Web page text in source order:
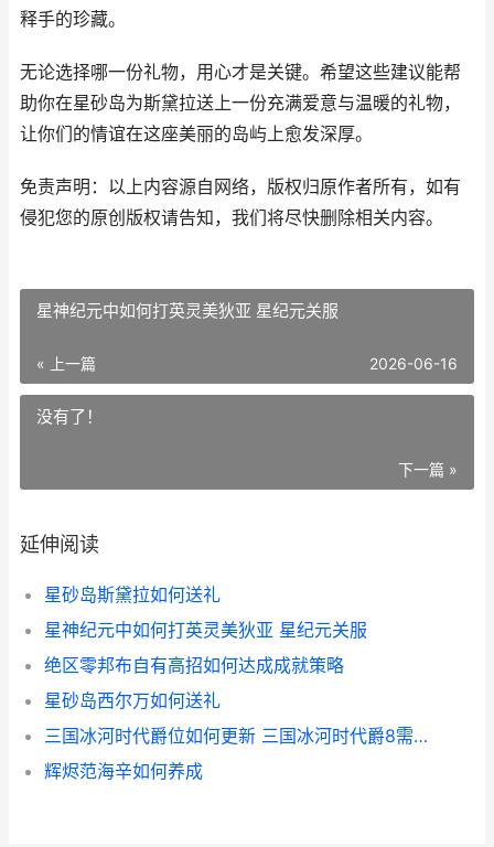
释手的珍藏。
无论选择哪一份礼物，用心才是关键。希望这些建议能帮
助你在星砂岛为斯黛拉送上一份充满爱意与温暖的礼物，
让你们的情谊在这座美丽的岛屿上愈发深厚。
免责声明：以上内容源自网络，版权归原作者所有，如有
侵犯您的原创版权请告知，我们将尽快删除相关内容。
星神纪元中如何打英灵美狄亚 星纪元关服
« 上一篇 2026-06-16
没有了！
下一篇 »
延伸阅读
星砂岛斯黛拉如何送礼
星神纪元中如何打英灵美狄亚 星纪元关服
绝区零邦布自有高招如何达成成就策略
星砂岛西尔万如何送礼
三国冰河时代爵位如何更新 三国冰河时代爵8需要充多少钱
辉烬范海辛如何养成